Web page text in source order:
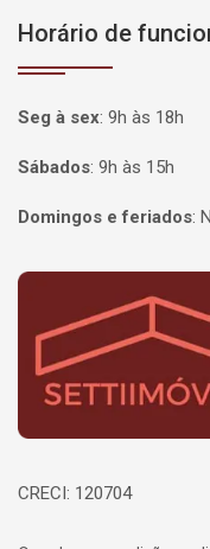
Horário de
Seg à sex: 9h às 18h
Sábados: 9h às 15h
Domingos e feriados:
Página inicial
CRECI: 120704